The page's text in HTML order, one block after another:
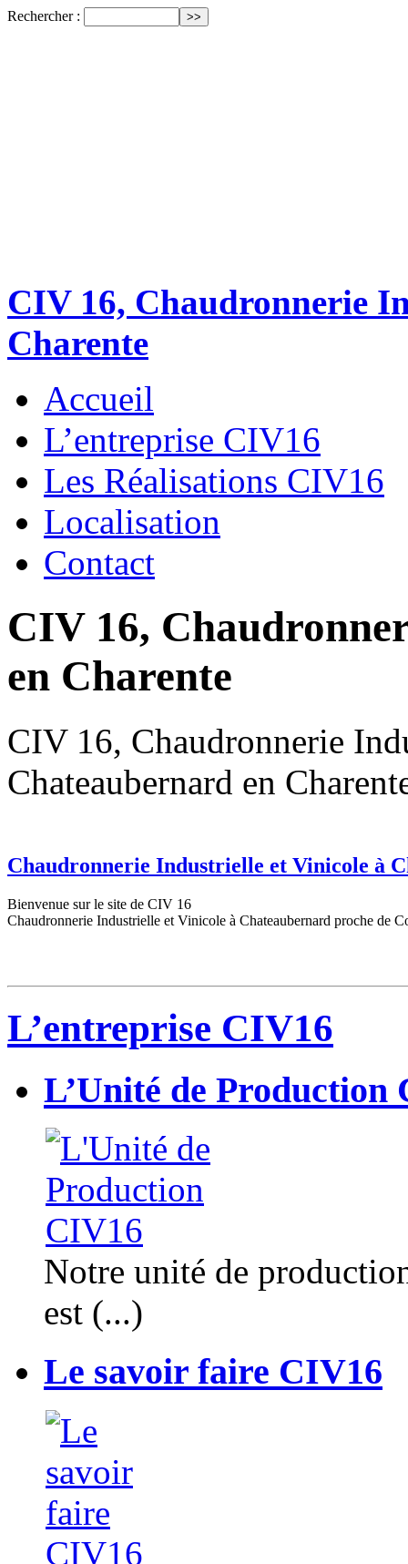
Rechercher :
CIV 16, Chaudronnerie
Charente
Accueil
L’entreprise CIV16
Les Réalisations CIV16
Localisation
Contact
CIV 16,
en Charente
CIV 16, Chaudronnerie
Chateaubernard en
Chaudronnerie Industrielle et Vinicole à
Bienvenue sur le site de CIV 16
Chaudronnerie Industrielle et Vinicole à Chateaubernard proche de
L’entreprise CIV16
L’Unité de Production
Notre unité de
est (...)
Le savoir faire CIV16